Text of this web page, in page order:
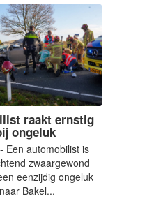
raakt ernstig
ongeluk
Een automobilist is
zwaargewond
eenzijdig ongeluk
Bakel...